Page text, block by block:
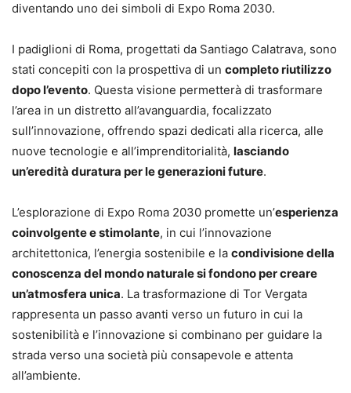
diventando uno dei simboli di Expo Roma 2030.
I padiglioni di Roma, progettati da Santiago Calatrava, sono
stati concepiti con la prospettiva di un completo riutilizzo
dopo l’evento. Questa visione permetterà di trasformare
l’area in un distretto all’avanguardia, focalizzato
sull’innovazione, offrendo spazi dedicati alla ricerca, alle
nuove tecnologie e all’imprenditorialità, lasciando
un’eredità duratura per le generazioni future.
L’esplorazione di Expo Roma 2030 promette un’esperienza
coinvolgente e stimolante, in cui l’innovazione
architettonica, l’energia sostenibile e la condivisione della
conoscenza del mondo naturale si fondono per creare
un’atmosfera unica. La trasformazione di Tor Vergata
rappresenta un passo avanti verso un futuro in cui la
sostenibilità e l’innovazione si combinano per guidare la
strada verso una società più consapevole e attenta
all’ambiente.